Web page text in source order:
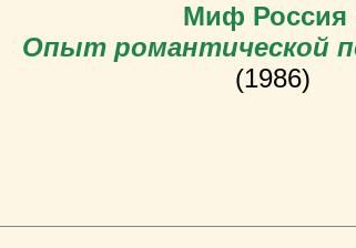
Миф Россия
Опыт романтической
(1986)